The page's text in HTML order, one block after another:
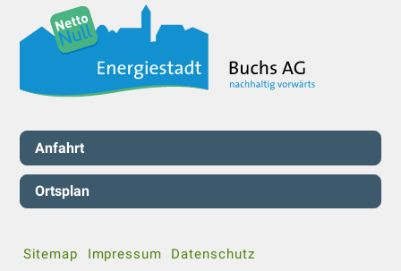
Servicenavigation
Anfahrt
Ortsplan
Sitemap Impressum Datenschutz